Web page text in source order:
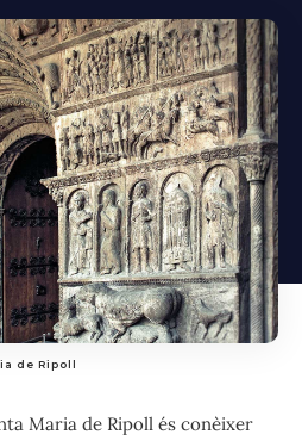
de Ripoll
Maria de Ripoll és conèixer